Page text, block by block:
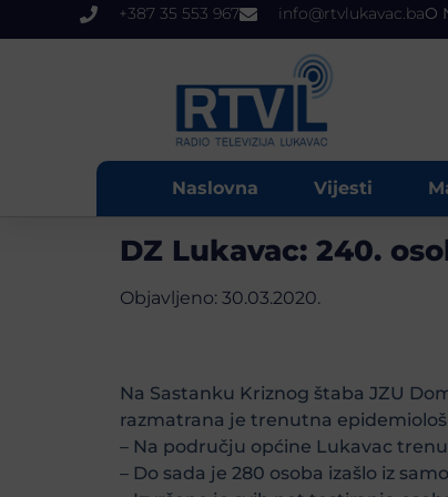
+387 35 553 967 info@rtvlukavac.baO
Naslovna Vijesti
DZ Lukavac: 240.
Objavljeno: 30.03.2020.
Na Sastanku Kriznog štaba JZU
razmatrana je trenutna
– Na području općine Lukavac
– Do sada je 280 osoba izašlo iz